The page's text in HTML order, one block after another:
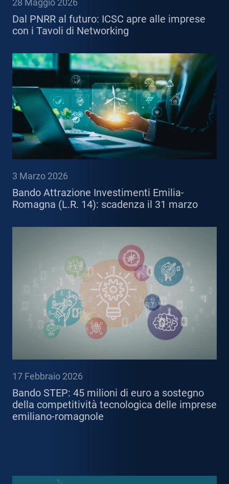
28 Maggio 2026
Dal PNRR al futuro: ICSC apre alle imprese
con i Tavoli di Networking
3 Marzo 2026
Bando Attrazione Investimenti Emilia-
Romagna (L.R. 14): scadenza il 31 marzo
17 Febbraio 2026
Bando STEP: 45 milioni di euro a sostegno
della competitività tecnologica delle imprese
emiliano-romagnole